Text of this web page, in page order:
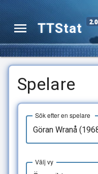
TTStat 2.0
Spelare
Sök efter en spelare
Välj vy